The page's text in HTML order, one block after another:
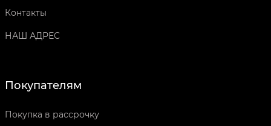
Контакты
НАШ АДРЕС
Покупателям
Покупка в рассрочку